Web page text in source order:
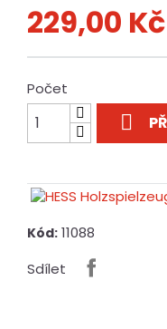
229,00 Kč
Počet

Kód: 11088
Sdílet